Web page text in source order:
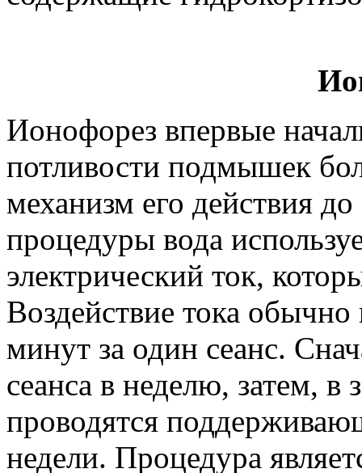
Ионофорез впервые
потливости подмышек
механизм его действия
процедуры вода
электрический ток,
Воздействие тока
минут за один сеанс.
сеанса в неделю, затем, в
проводятся
недели. Процедура